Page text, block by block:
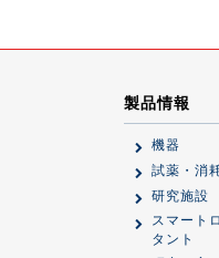
製品情報
機器
試薬・消
研究施設
スマート
タント